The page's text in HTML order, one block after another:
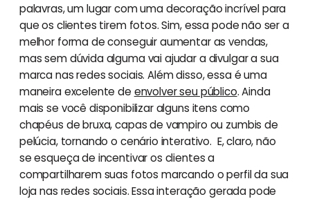
palavras, um lugar com uma decoração incrível para
que os clientes tirem fotos. Sim, essa pode não ser a
melhor forma de conseguir aumentar as vendas,
mas sem dúvida alguma vai ajudar a divulgar a sua
marca nas redes sociais. Além disso, essa é uma
maneira excelente de envolver seu público. Ainda
mais se você disponibilizar alguns itens como
chapéus de bruxa, capas de vampiro ou zumbis de
pelúcia, tornando o cenário interativo. E, claro, não
se esqueça de incentivar os clientes a
compartilharem suas fotos marcando o perfil da sua
loja nas redes sociais. Essa interação gerada pode